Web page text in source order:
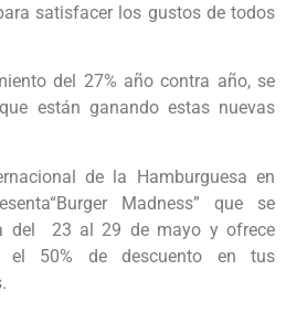
satisfacer los gustos de todos
del 27% año contra año, se
están ganando estas nuevas
de la Hamburguesa en
Madness” que se
del 23 al 29 de mayo y ofrece
el 50% de descuento en tus